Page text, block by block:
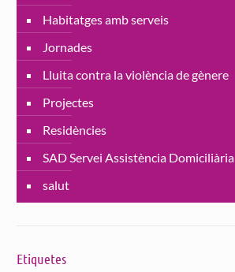
Habitatges amb serveis
Jornades
Lluita contra la violència de gènere
Projectes
Residències
SAD Servei Assistència Domiciliària
salut
Etiquetes